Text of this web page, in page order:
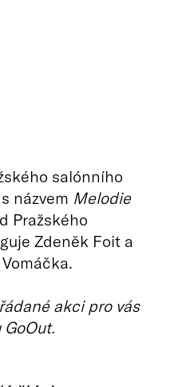
salónního
názvem Melodie
Pražského
Zdeněk Foit a
akci pro vás